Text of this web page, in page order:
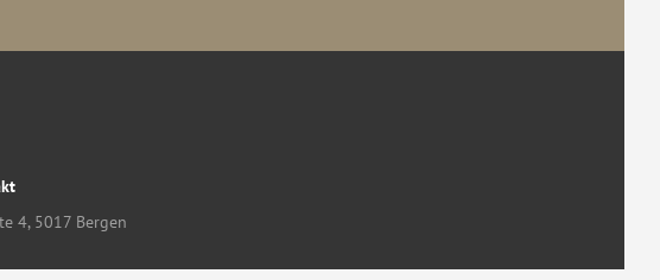
4, 5017 Bergen